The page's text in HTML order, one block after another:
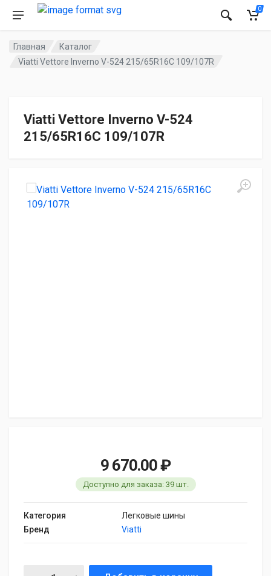
0
Главная
Каталог
Viatti Vettore Inverno V-524 215/65R16C 109/107R
Viatti Vettore Inverno V-524
215/65R16C 109/107R
9 670.00 ₽
Доступно для заказа: 39 шт.
Категория
Легковые шины
Бренд
Viatti